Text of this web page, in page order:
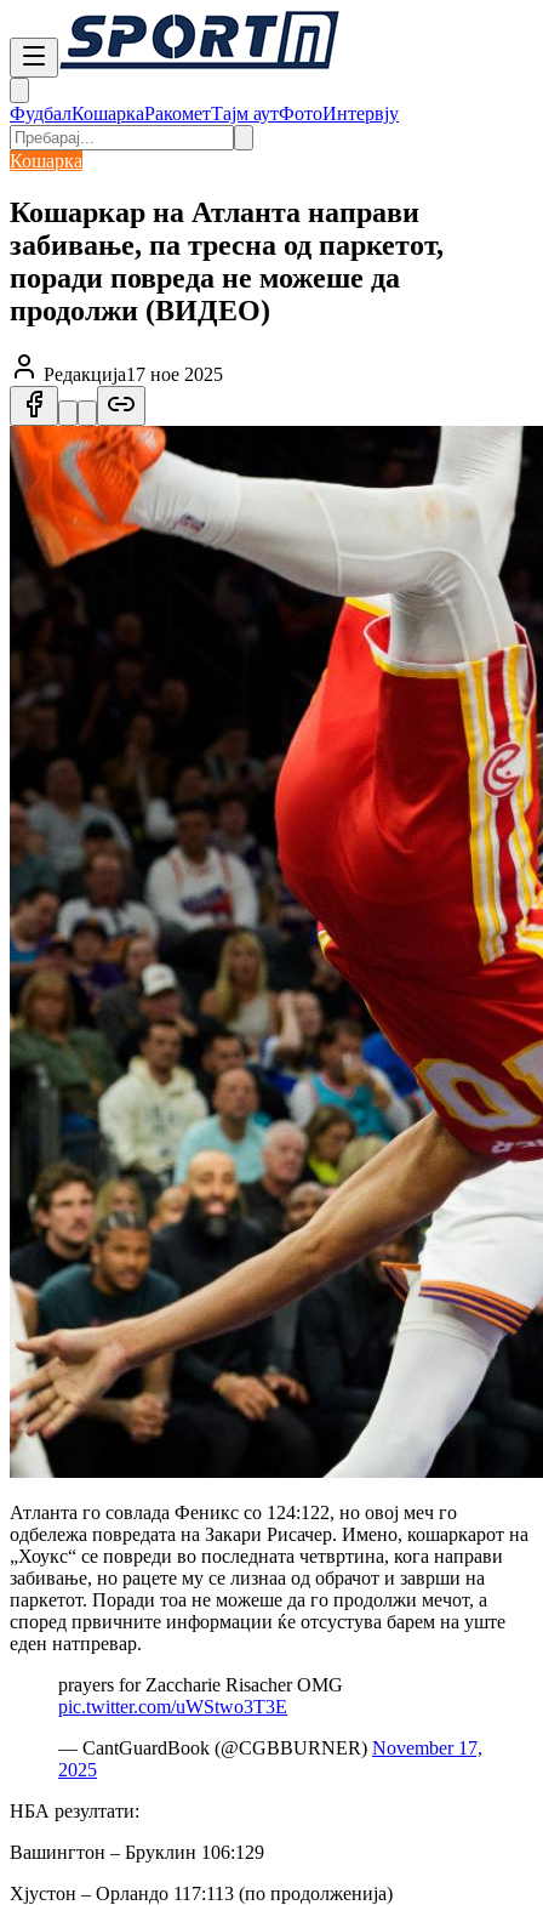
ФудбалКошаркаРакометТајм аутФотоИнтервју
Кошарка
Кошаркар на Атланта направи
забивање, па тресна од паркетот,
поради повреда не можеше да
продолжи (ВИДЕО)
Редакција17 ное 2025
Атланта го совлада Феникс со 124:122, но овој меч го
одбележа повредата на Закари Рисачер. Имено, кошаркарот на
„Хоукс“ се повреди во последната четвртина, кога направи
забивање, но рацете му се лизнаа од обрачот и заврши на
паркетот. Поради тоа не можеше да го продолжи мечот, а
според првичните информации ќе отсустува барем на уште
еден натпревар.
prayers for Zaccharie Risacher OMG
pic.twitter.com/uWStwo3T3E
— CantGuardBook (@CGBBURNER) November 17,
2025
НБА резултати:
Вашингтон – Бруклин 106:129
Хјустон – Орландо 117:113 (по продолженија)